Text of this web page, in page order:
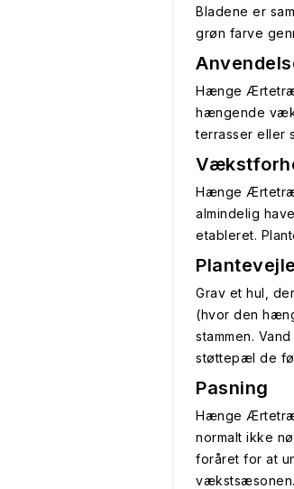
Bladene er
grøn farve
Hænge
hængende
terrasser eller
Hænge
almindelig
etableret.
Grav et hul,
(hvor den
stammen.
støttepæl de
Pasning
Hænge
normalt ikke
foråret for at